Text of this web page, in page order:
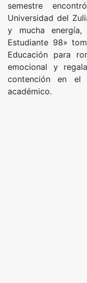
semestre
Universidad del
y mucha
Estudiante 98»
Educación para
emocional y
contención en
académico.